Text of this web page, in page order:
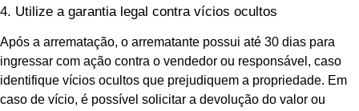
4. Utilize a garantia legal contra vícios ocultos
Após a arrematação, o arrematante possui até 30 dias para
ingressar com ação contra o vendedor ou responsável, caso
identifique vícios ocultos que prejudiquem a propriedade. Em
caso de vício, é possível solicitar a devolução do valor ou